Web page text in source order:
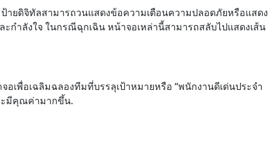
ายดิจิทัลสามารถวนแสดงข้อความเตือนความปลอดภัยหรือแสดง
กำลังใจ ในกรณีฉุกเฉิน หน้าจอเหล่านี้สามารถสลับไปแสดงเส้น
เพื่อเฉลิมฉลองทีมที่บรรลุเป้าหมายหรือ “พนักงานดีเด่นประจำ
ะมีคุณค่ามากขึ้น.